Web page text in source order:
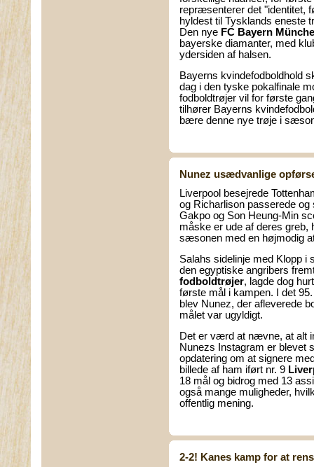
repræsenterer det "identitet,
hyldest til Tysklands eneste
Den nye FC Bayern
bayerske diamanter, med
ydersiden af halsen.
Bayerns kvindefodboldhold
dag i den tyske pokalfinale
fodboldtrøjer vil for første
tilhører Bayerns
bære denne nye trøje i
Nunez usædvanlige
Liverpool besejrede
og Richarlison passerede
Gakpo og Son Heung-Min
måske er ude af deres greb,
sæsonen med en højmodig
Salahs sidelinje med Klopp i
den egyptiske angribers
fodboldtrøjer, lagde dog
første mål i kampen. I det
blev Nunez, der afleverede
målet var ugyldigt.
Det er værd at nævne, at alt
Nunezs Instagram er blevet
opdatering om at signere
billede af ham iført nr. 9
18 mål og bidrog med 13
også mange muligheder,
offentlig mening.
2-2! Kanes kamp for at